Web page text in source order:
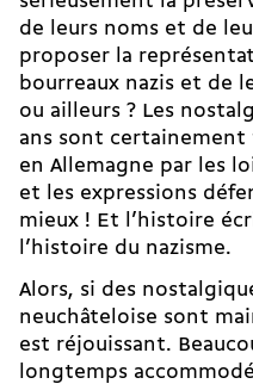
de leurs noms et de
proposer la
bourreaux nazis et de
ou ailleurs ? Les
ans sont
en Allemagne par les
et les expressions
mieux ! Et l’histoire
l’histoire du nazisme.
Alors, si des
neuchâteloise sont
est réjouissant.
longtemps